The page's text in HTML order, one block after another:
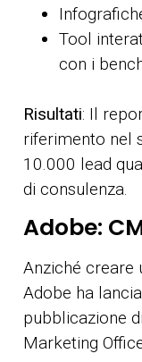
Tool
con i
Risultati: Il
riferimento nel
10.000 lead
di consulenza.
Adobe:
Anziché creare
Adobe ha
pubblicazione
Marketing